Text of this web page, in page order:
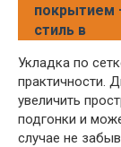
покрытием
стиль в
Укладка по
практичности.
увеличить
подгонки и
случае не